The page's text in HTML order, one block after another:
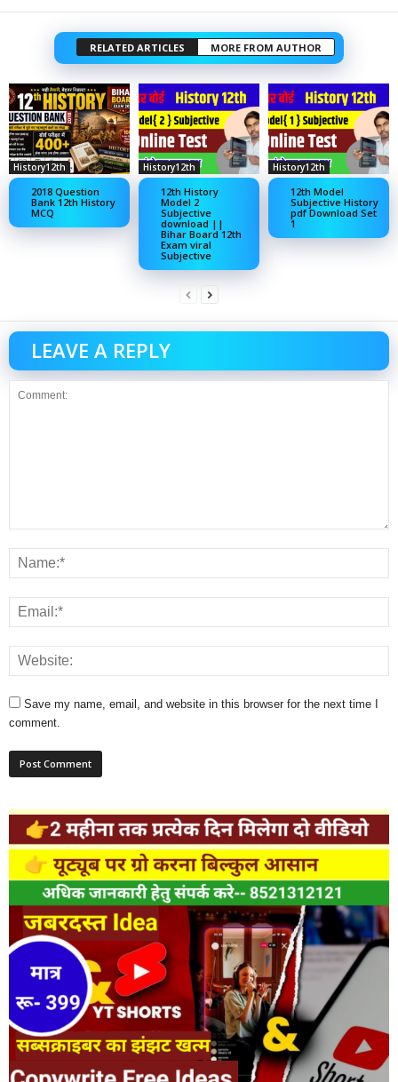
RELATED ARTICLES MORE FROM AUTHOR
History12th
2018 Question
Bank 12th History
MCQ
History12th
12th History
Model 2
Subjective
download ||
Bihar Board 12th
Exam viral
Subjective
History12th
12th Model
Subjective History
pdf Download Set
1
LEAVE A REPLY
Save my name, email, and website in this browser for the next time I
comment.